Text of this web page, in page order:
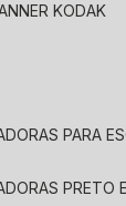
KODAK
PARA
PRETO